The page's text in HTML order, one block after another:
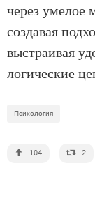
через умелое
создавая
выстраивая
логические
Психология
104 2